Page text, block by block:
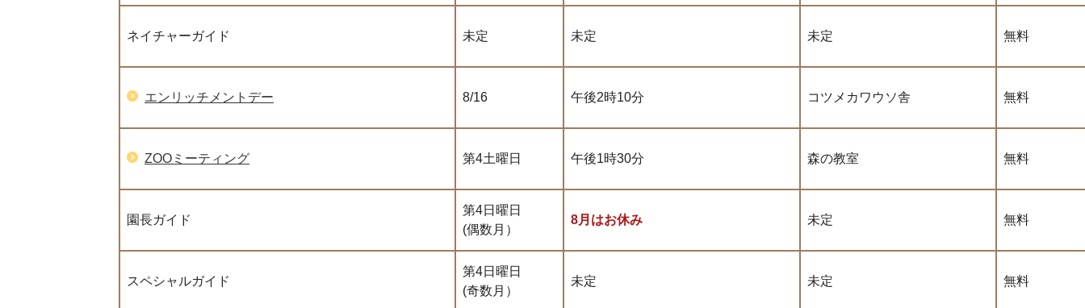
ネイチャーガイド 未定 未定 未定 無料
エンリッチメントデー 8/16 午後2時10分 コツメカワウソ舎 無料
ZOOミーティング 第4土曜日 午後1時30分 森の教室 無料
園長ガイド
第4日曜日
(偶数月）
8月はお休み 未定 無料
スペシャルガイド
第4日曜日
(奇数月）
未定 未定 無料